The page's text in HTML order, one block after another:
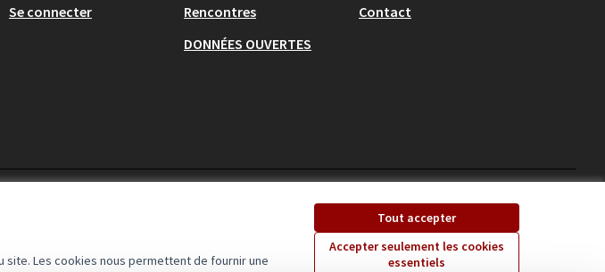
Les cookies nous permettent de fournir une
Tout accepter
Accepter seulement les cookies
essentiels
Se connecter
Rencontres
DONNÉES OUVERTES
Contact
(Lien externe)(Lien externe)